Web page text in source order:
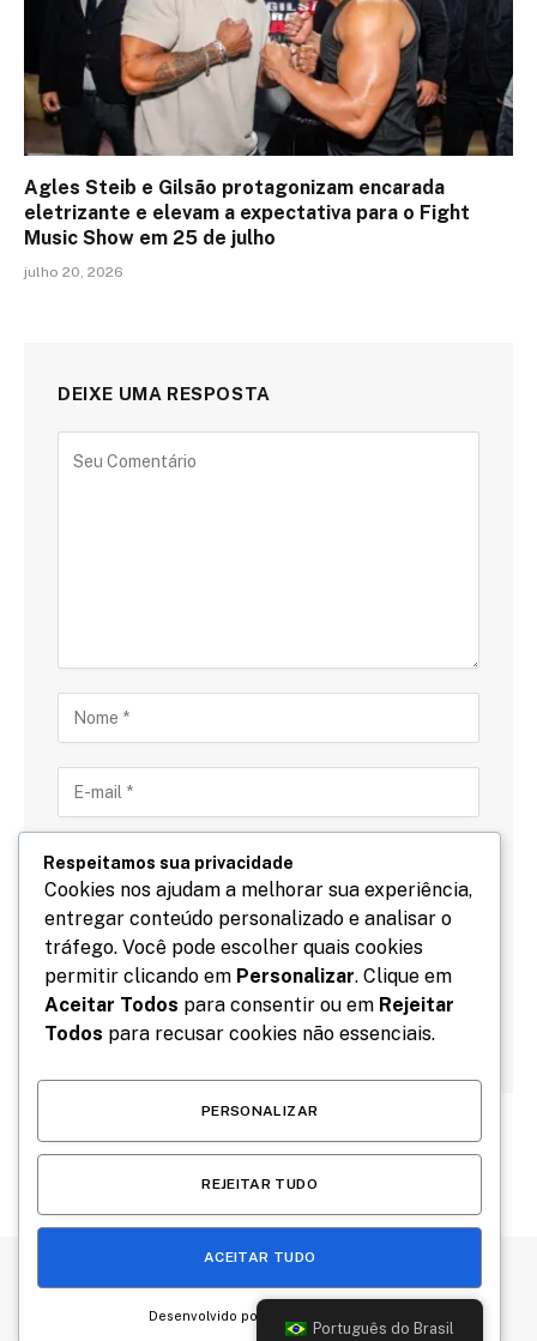
Agles Steib e Gilsão protagonizam encarada
eletrizante e elevam a expectativa para o Fight
Music Show em 25 de julho
julho 20, 2026
DEIXE UMA RESPOSTA
Salve meu nome, email e site neste navegador para
a próxima vez que eu comentar.
Português do Brasil
Respeitamos sua privacidade
Cookies nos ajudam a melhorar sua experiência,
entregar conteúdo personalizado e analisar o
tráfego. Você pode escolher quais cookies
permitir clicando em Personalizar. Clique em
Aceitar Todos para consentir ou em Rejeitar
Todos para recusar cookies não essenciais.
PERSONALIZAR
REJEITAR TUDO
ACEITAR TUDO
Desenvolvido por